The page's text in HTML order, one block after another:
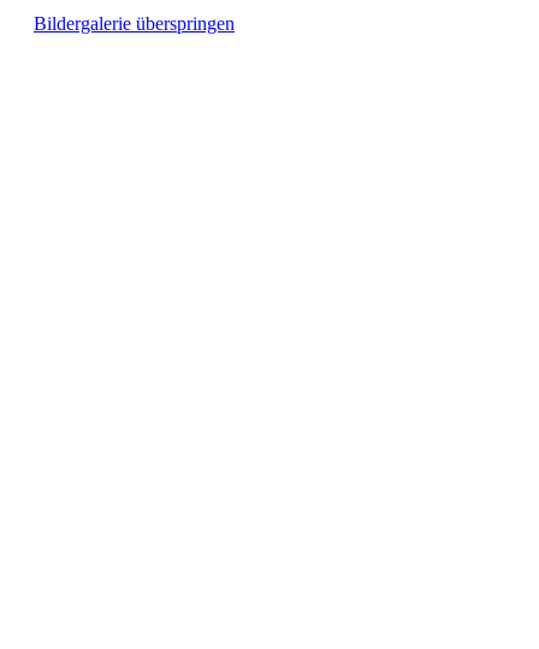
Bildergalerie überspringen